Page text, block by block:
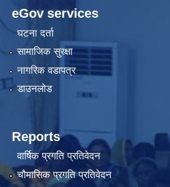
eGov services
घटना दर्ता
सामाजिक सुरक्षा
नागरिक वडापत्र
डाउनलोड
Reports
वार्षिक प्रगति प्रतिवेदन
चौमासिक प्रगति प्रतिवेदन